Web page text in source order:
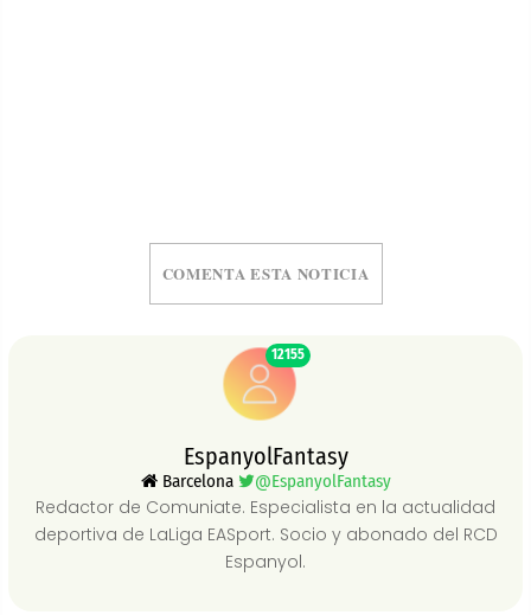
COMENTA ESTA NOTICIA
12155
EspanyolFantasy
Barcelona @EspanyolFantasy
Redactor de Comuniate. Especialista en la actualidad
deportiva de LaLiga EASport. Socio y abonado del RCD
Espanyol.